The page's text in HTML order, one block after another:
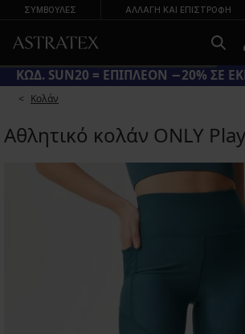
ΣΥΜΒΟΥΛΕΣ ΑΛΛΑΓΉ ΚΑΙ ΕΠΙΣΤΡΟΦΉ
ΚΩΔ. SUN20 = ΕΠΙΠΛΕΟΝ −20% ΣΕ
Κολάν
Αθλητικό κολάν ONLY